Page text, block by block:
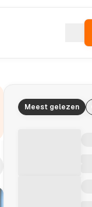
Meest gelezen